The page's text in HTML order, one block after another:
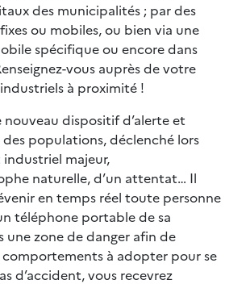
des municipalités ; par des
ou mobiles, ou bien via une
spécifique ou encore dans
vous auprès de votre
à proximité !
nouveau dispositif d’alerte et
populations, déclenché lors
majeur,
naturelle, d’un attentat… Il
en temps réel toute personne
téléphone portable de sa
une zone de danger afin de
comportements à adopter pour se
d’accident, vous recevrez